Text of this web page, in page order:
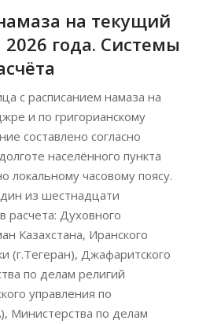
на текущий
2026 года. Системы
с расписанием намаза на
и по григорианскому
составлено согласно
населённого пункта
локальному часовому поясу.
из шестнадцати
расчета: Духовного
Казахстана, Иранского
(г.Тегеран), Джафаритского
по делам религий
управления по
Министерства по делам